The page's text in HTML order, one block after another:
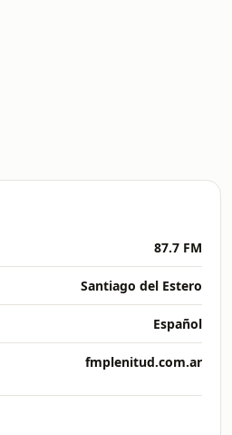
87.7 FM
Santiago del Estero
Español
fmplenitud.com.ar